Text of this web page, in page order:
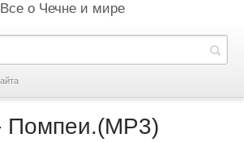
Все о Чечне и мире
Помпеи.(MP3)